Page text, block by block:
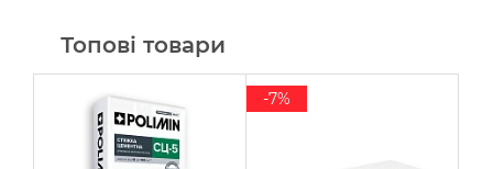
Топові товари
-7%